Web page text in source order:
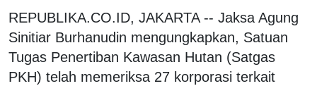
REPUBLIKA.CO.ID, JAKARTA -- Jaksa Agung
Sinitiar Burhanudin mengungkapkan, Satuan
Tugas Penertiban Kawasan Hutan (Satgas
PKH) telah memeriksa 27 korporasi terkait